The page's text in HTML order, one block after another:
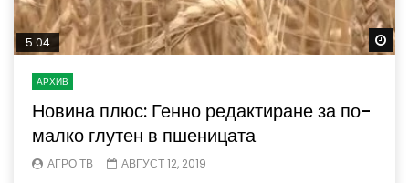
5.04
АРХИВ
Новина плюс: Генно редактиране за по-
малко глутен в пшеницата
АГРО ТВ АВГУСТ 12, 2019